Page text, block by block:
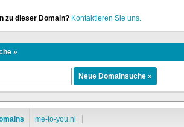
zu dieser Domain? Kontaktieren Sie uns.
»
me-to-you.nl